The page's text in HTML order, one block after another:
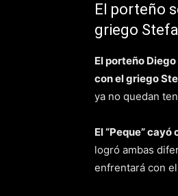
El porteño
griego
El porteño
con el griego
ya no quedan
El “Peque”
logró ambas
enfrentará con